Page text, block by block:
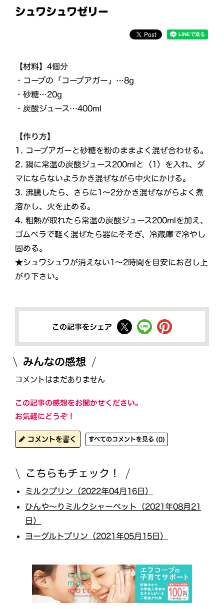
シュワシュワゼリー
【材料】4個分
・コープの「コープアガー」…8g
・砂糖…20g
・炭酸ジュース…400ml
【作り方】
1. コープアガーと砂糖を粉のままよく混ぜ合わせる。
2. 鍋に常温の炭酸ジュース200mlと（1）を入れ、ダ
マにならないようかき混ぜながら中火にかける。
3. 沸騰したら、さらに1～2分かき混ぜながらよく煮
溶かし、火を止める。
4. 粗熱が取れたら常温の炭酸ジュース200mlを加え、
ゴムベラで軽く混ぜたら器にそそぎ、冷蔵庫で冷やし
固める。
★シュワシュワが消えない1～2時間を目安にお召し上
がり下さい。
この記事をシェア
みんなの感想
コメントはまだありません
この記事の感想をお聞かせください。
お気軽にどうぞ！
コメントを書く すべてのコメントを見る (0)
こちらもチェック！
ミルクプリン（2022年04月16日）
ひんや～りミルクシャーベット（2021年08月21
日）
ヨーグルトプリン（2021年05月15日）